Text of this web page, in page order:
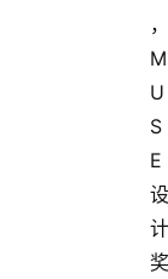
，
M
U
S
E
设
计
奖